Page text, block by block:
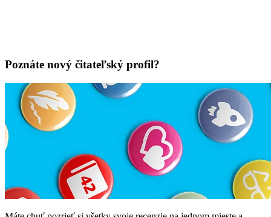
Poznáte nový čitateľský profil?